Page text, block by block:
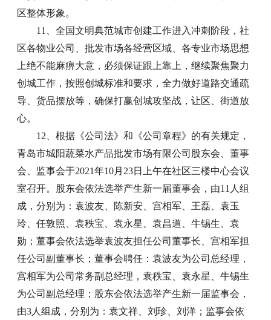
区整体形象。
11、全国文明典范城市创建工作进入冲刺阶段，社
区各物业公司、批发市场各经营区域、各专业市场思想
上绝不能麻痹大意，必须保证跟上靠上，继续聚焦聚力
创城工作，按照创城标准和要求，全力做好道路交通疏
导、货品摆放等，确保打赢创城攻坚战，让区、街道放
心。
12、根据《公司法》和《公司章程》的有关规定，
青岛市城阳蔬菜水产品批发市场有限公司股东会、董事
会、监事会于2021年10月23日上午在社区三楼中心会议
室召开。股东会依法选举产生新一届董事会，由11人组
成，分别为：袁波友、陈新安、宫相军、王磊、袁玉
玲、任敦照、袁秩宝、袁永星、袁昌道、牛锡生、袁
勋；董事会依法选举袁波友担任公司董事长、宫相军担
任公司副董事长；董事会聘任：袁波友为公司总经理，
宫相军为公司常务副总经理，袁秩宝、袁永星、牛锡生
为公司副总经理；股东会依法选举产生新一届监事会，
由3人组成，分别为：袁文祥、刘珍、刘洋；监事会依